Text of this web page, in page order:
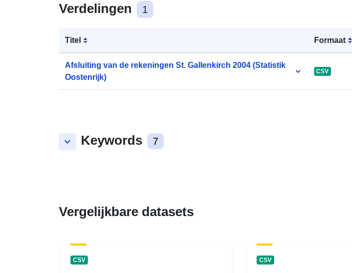
Verdelingen 1
Titel Formaat
Afsluiting van de rekeningen St. Gallenkirch 2004 (Statistik
Oostenrijk)
CSV
keyboard_arrow_down Keywords 7
Vergelijkbare datasets
CSV CSV